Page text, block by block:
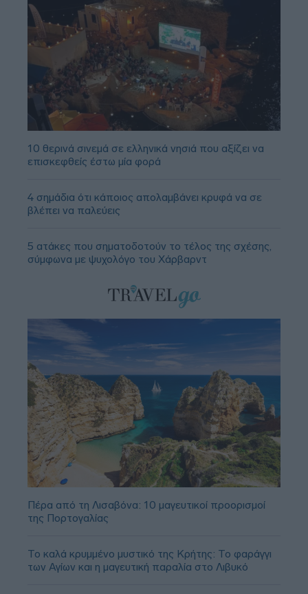
10 θερινά σινεμά σε ελληνικά νησιά που αξίζει να
επισκεφθείς έστω μία φορά
4 σημάδια ότι κάποιος απολαμβάνει κρυφά να σε
βλέπει να παλεύεις
5 ατάκες που σηματοδοτούν το τέλος της σχέσης,
σύμφωνα με ψυχολόγο του Χάρβαρντ
Πέρα από τη Λισαβόνα: 10 μαγευτικοί προορισμοί
της Πορτογαλίας
Το καλά κρυμμένο μυστικό της Κρήτης: Το φαράγγι
των Αγίων και η μαγευτική παραλία στο Λιβυκό